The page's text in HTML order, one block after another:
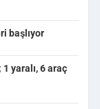
başlıyor
yaralı, 6 araç